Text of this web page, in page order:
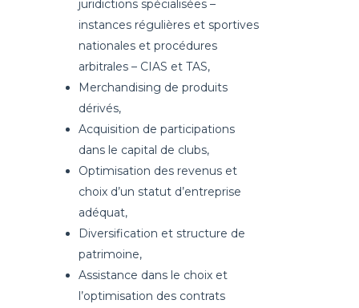
juridictions spécialisées –
instances régulières et sportives
nationales et procédures
arbitrales – CIAS et TAS,
Merchandising de produits
dérivés,
Acquisition de participations
dans le capital de clubs,
Optimisation des revenus et
choix d’un statut d’entreprise
adéquat,
Diversification et structure de
patrimoine,
Assistance dans le choix et
l’optimisation des contrats